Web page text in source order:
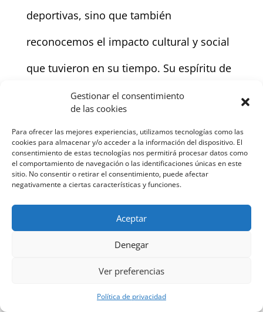
Gestionar el consentimiento
de las cookies
Para ofrecer las mejores experiencias, utilizamos tecnologías como las
cookies para almacenar y/o acceder a la información del dispositivo. El
consentimiento de estas tecnologías nos permitirá procesar datos como
el comportamiento de navegación o las identificaciones únicas en este
sitio. No consentir o retirar el consentimiento, puede afectar
negativamente a ciertas características y funciones.
Aceptar
Denegar
Ver preferencias
Política de privacidad
deportivas, sino que también
reconocemos el impacto cultural y social
que tuvieron en su tiempo. Su espíritu de
lucha, su determinación y su capacidad
lecciones que siguen vigentes y que, sin
duda, continuarán marcando el futuro del